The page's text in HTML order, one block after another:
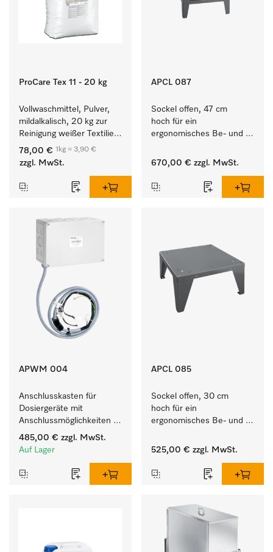
ProCare Tex 11 - 20 kg
Vollwaschmittel, Pulver,
mildalkalisch, 20 kg zur
Reinigung weißer Textilien
und farbechter
Buntwäsche.
78,00 € 1kg = 3,90 €
zzgl. MwSt.
APCL 087
Sockel offen, 47 cm
hoch für ein
ergonomisches Be- und
Waschmaschine und
670,00 € zzgl. MwSt.
APWM 004
Anschlusskasten für
Dosiergeräte mit
Anschlussmöglichkeiten
für maximal 6
Dosierpumpen.
485,00 € zzgl. MwSt.
Auf Lager
APCL 085
Sockel offen, 30 cm
hoch für ein
ergonomisches Be- und
Waschmaschine und
525,00 € zzgl. MwSt.